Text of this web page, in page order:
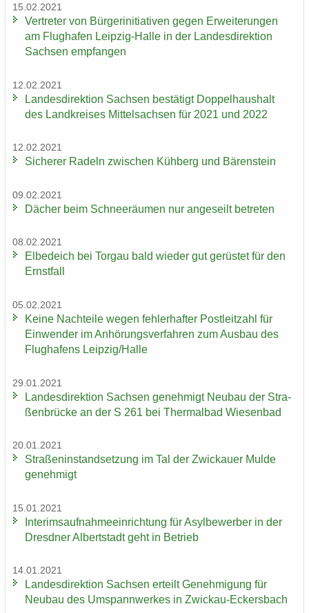
15.02.2021
Ver­tre­ter von Bür­ger­initia­ti­ven gegen Er­wei­te­run­gen
am Flug­ha­fen Leipzig-​Halle in der Lan­des­di­rek­ti­on
Sach­sen emp­fan­gen
12.02.2021
Lan­des­di­rek­ti­on Sach­sen be­stä­tigt Dop­pel­haus­halt
des Land­krei­ses Mit­tel­sach­sen für 2021 und 2022
12.02.2021
Si­che­rer Ra­deln zwi­schen Küh­berg und Bä­ren­stein
09.02.2021
Dä­cher beim Schnee­räu­men nur an­ge­seilt be­tre­ten
08.02.2021
El­be­deich bei Tor­gau bald wie­der gut ge­rüs­tet für den
Ernst­fall
05.02.2021
Keine Nach­tei­le wegen feh­ler­haf­ter Post­leit­zahl für
Ein­wen­der im An­hö­rungs­ver­fah­ren zum Aus­bau des
Flug­ha­fens Leip­zig/Halle
29.01.2021
Lan­des­di­rek­ti­on Sach­sen ge­neh­migt Neu­bau der Stra­
ßen­brü­cke an der S 261 bei Ther­mal­bad Wie­sen­bad
20.01.2021
Stra­ßen­in­stand­set­zung im Tal der Zwi­ckau­er Mulde
ge­neh­migt
15.01.2021
In­te­rims­auf­nah­me­ein­rich­tung für Asyl­be­wer­ber in der
Dresd­ner Al­bert­stadt geht in Be­trieb
14.01.2021
Lan­des­di­rek­ti­on Sach­sen er­teilt Ge­neh­mi­gung für
Neu­bau des Um­spann­wer­kes in Zwickau-​Eckersbach